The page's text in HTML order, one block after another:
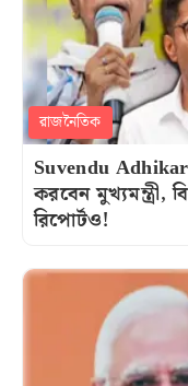
রাজনৈতিক
Suvendu
করবেন মুখ্যমন্ত্রী,
রিপোর্টও!